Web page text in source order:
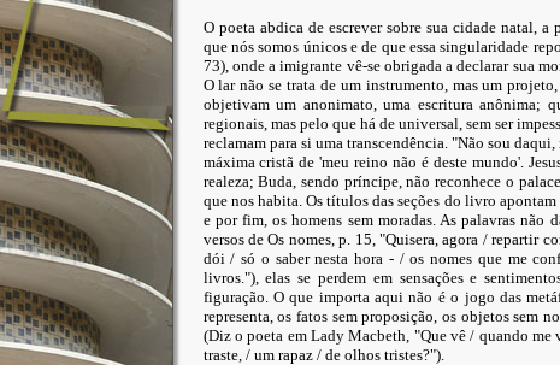
O poeta abdica de escrever sobre sua cidade natal,
que nós somos únicos e de que essa singularidade
73), onde a imigrante vê-se obrigada a declarar sua
O lar não se trata de um instrumento, mas um
objetivam um anonimato, uma escritura anônima;
regionais, mas pelo que há de universal, sem ser
reclamam para si uma transcendência. "Não sou
máxima cristã de 'meu reino não é deste mundo'.
realeza; Buda, sendo príncipe, não reconhece o
que nos habita. Os títulos das seções do livro
e por fim, os homens sem moradas. As palavras não
versos de Os nomes, p. 15, "Quisera, agora / repartir
dói / só o saber nesta hora - / os nomes que me
livros."), elas se perdem em sensações e
figuração. O que importa aqui não é o jogo das
representa, os fatos sem proposição, os objetos sem
(Diz o poeta em Lady Macbeth, "Que vê / quando me
traste, / um rapaz / de olhos tristes?").